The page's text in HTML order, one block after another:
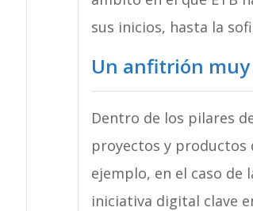
sus inicios, hasta la
Un anfitrión muy
Dentro de los pilares
proyectos y
ejemplo, en el caso de
iniciativa digital clave